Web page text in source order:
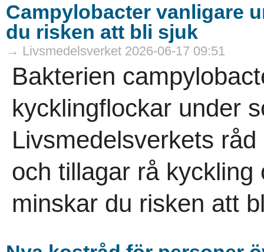
Campylobacter vanligare
du risken att bli sjuk
→ Livsmedelsverket 2026-06-17 09:51
Bakterien
kycklingflockar under
Livsmedelsverkets
och tillagar rå
minskar du risken att